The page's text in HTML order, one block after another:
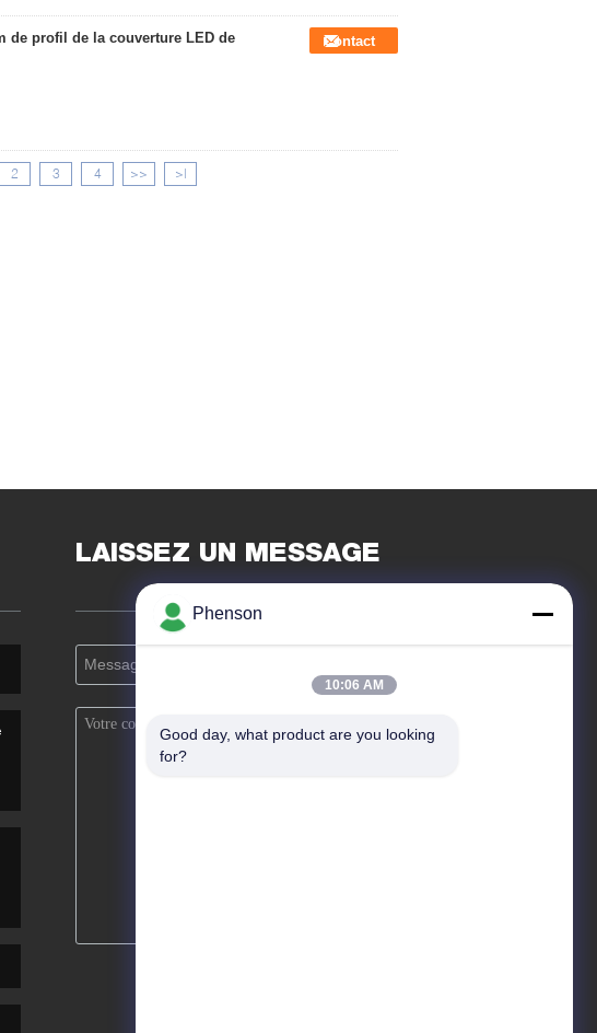
de profil de la couverture LED de
Contact
2 3 4 >> >|
LAISSEZ UN MESSAGE
Phenson
10:06 AM
Good day, what product are you looking
for?